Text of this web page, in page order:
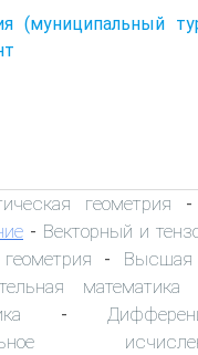
(муниципальный
геометрия -
- Векторный и
- Высшая
математика
-